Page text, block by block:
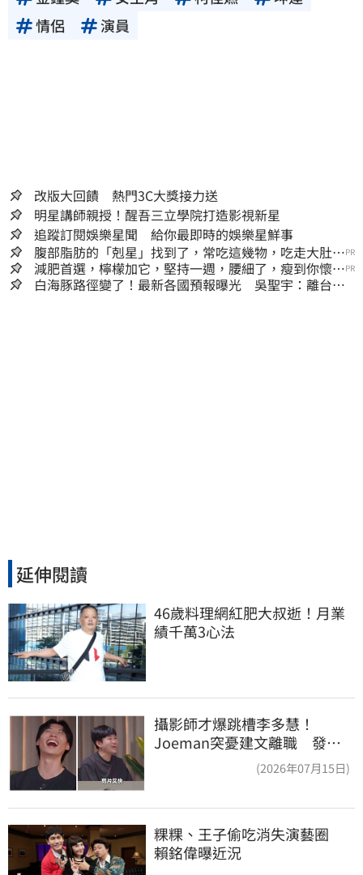
情侶
演員
改版大回饋 熱門3C大獎接力送
明星講師親授！醒吾三立學院打造影視新星
追蹤訂閱娛樂星聞 給你最即時的娛樂星鮮事
腹部脂肪的「剋星」找到了，常吃這幾物，吃走大肚
囊，瘦出小蠻腰
PR
減肥首選，檸檬加它，堅持一週，腰細了，瘦到你懷疑
人生
PR
白海豚路徑變了！最新各國預報曝光 吳聖宇：離台灣
延伸閱讀
46歲料理網紅肥大叔逝！月業
績千萬3心法
攝影師才爆跳槽李多慧！
Joeman突憂建文離職 發聲
「其實我很清楚」(2026年07月15日)
粿粿、王子偷吃消失演藝圈
賴銘偉曝近況